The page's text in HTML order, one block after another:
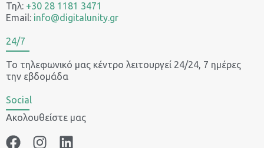
Τηλ: +30 28 1181 3471
Email: info@digitalunity.gr
24/7
Το τηλεφωνικό μας κέντρο λειτουργεί 24/24, 7 ημέρες
την εβδομάδα
Social
Ακολουθείστε μας